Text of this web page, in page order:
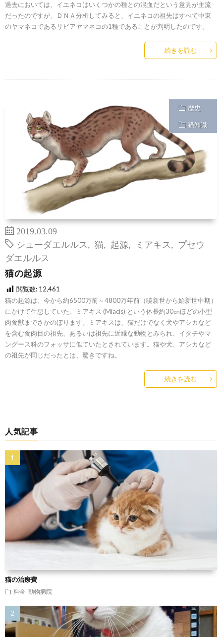
過去においては、イエネコはいくつかの種との混血だという意見が主流
だったのですが、ＤＮＡ分析してみると、イエネコの祖先はすべて中東
のヤマネコであるリビアヤマネコの1種であることが判明したのです。
続きを読む
歴史
猫知識
2019.03.09
シューダエルルス
猫 起源 ミアキス
プセウ
ダエルルス
猫の起源
閲覧数: 12,461
猫の起源は、今から約6500万前～4800万年前（暁新世から始新世中期）
にかけて生息していた、ミアキス (Miacis) という体長約30㎝ほどの小型
肉食獣までさかのぼります。ミアキスは、猫だけでなく犬やアシカなど
を含む食肉目の祖先、あるいは祖先に近縁な動物とみられ、イタチやマ
ングース科のフォッサに似ていたとされています。猫や犬、アシカなど
の祖先が同じだったとは、驚きですね。
続きを読む
人気記事
猫の治療費
料金 動物病院